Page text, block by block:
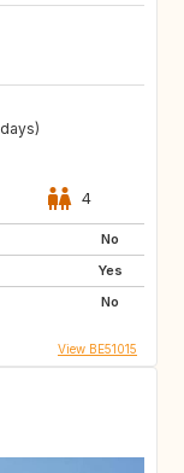
4
No
Yes
No
View BE51015